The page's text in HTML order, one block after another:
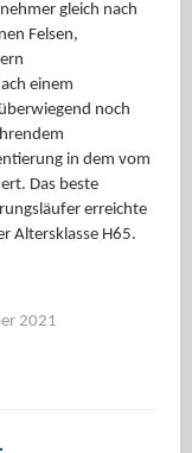
gleich nach
Felsen,
einem
noch
in dem vom
Das beste
erreichte
Altersklasse H65.
2021